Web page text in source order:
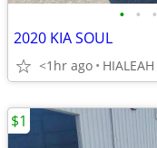
• • •
2020 KIA SOUL
<1hr ago HIALEAH
$1